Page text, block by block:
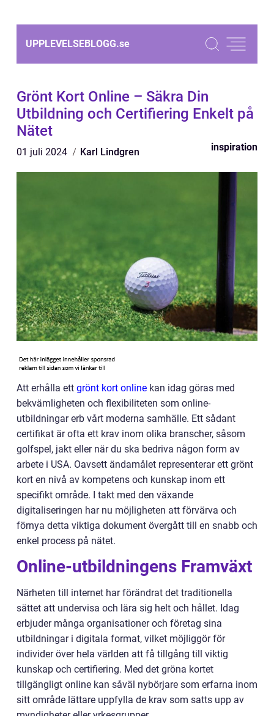
UPPLEVELSEBLOGG.se
Grönt Kort Online – Säkra Din
Utbildning och Certifiering Enkelt på
Nätet
01 juli 2024 Karl Lindgren inspiration
Att erhålla ett grönt kort online kan idag göras med
bekvämligheten och flexibiliteten som online-
utbildningar erb vårt moderna samhälle. Ett sådant
certifikat är ofta ett krav inom olika branscher, såsom
golfspel, jakt eller när du ska bedriva någon form av
arbete i USA. Oavsett ändamålet representerar ett grönt
kort en nivå av kompetens och kunskap inom ett
specifikt område. I takt med den växande
digitaliseringen har nu möjligheten att förvärva och
förnya detta viktiga dokument övergått till en snabb och
enkel process på nätet.
Online-utbildningens Framväxt
Närheten till internet har förändrat det traditionella
sättet att undervisa och lära sig helt och hållet. Idag
erbjuder många organisationer och företag sina
utbildningar i digitala format, vilket möjliggör för
individer över hela världen att få tillgång till viktig
kunskap och certifiering. Med det gröna kortet
tillgängligt online kan såväl nybörjare som erfarna inom
sitt område lättare uppfylla de krav som satts upp av